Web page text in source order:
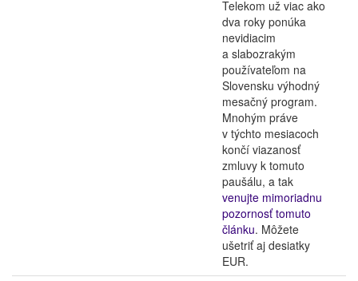
Telekom už viac ako
dva roky ponúka
nevidiacim
a slabozrakým
používateľom na
Slovensku výhodný
mesačný program.
Mnohým práve
v týchto mesiacoch
končí viazanosť
zmluvy k tomuto
paušálu, a tak
venujte mimoriadnu
pozornosť tomuto
článku. Môžete
ušetriť aj desiatky
EUR.